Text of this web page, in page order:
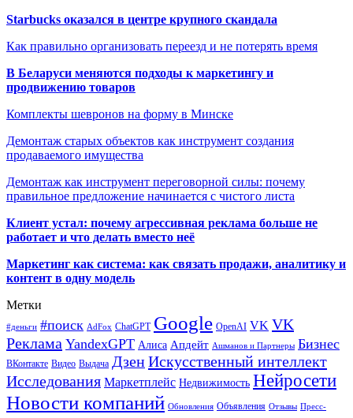
Starbucks оказался в центре крупного скандала
Как правильно организовать переезд и не потерять время
В Беларуси меняются подходы к маркетингу и
продвижению товаров
Комплекты шевронов на форму в Минске
Демонтаж старых объектов как инструмент создания
продаваемого имущества
Демонтаж как инструмент переговорной силы: почему
правильное предложение начинается с чистого листа
Клиент устал: почему агрессивная реклама больше не
работает и что делать вместо неё
Маркетинг как система: как связать продажи, аналитику и
контент в одну модель
Метки
#деньги #поиск AdFox ChatGPT Google OpenAI VK VK
Реклама YandexGPT Алиса Апдейт Ашманов и Партнеры Бизнес
ВКонтакте Видео Выдача ДзенИскусственный интеллект
Исследования Маркетплейс Недвижимость Нейросети
Новости компаний Обновления Объявления Отзывы Пресс-